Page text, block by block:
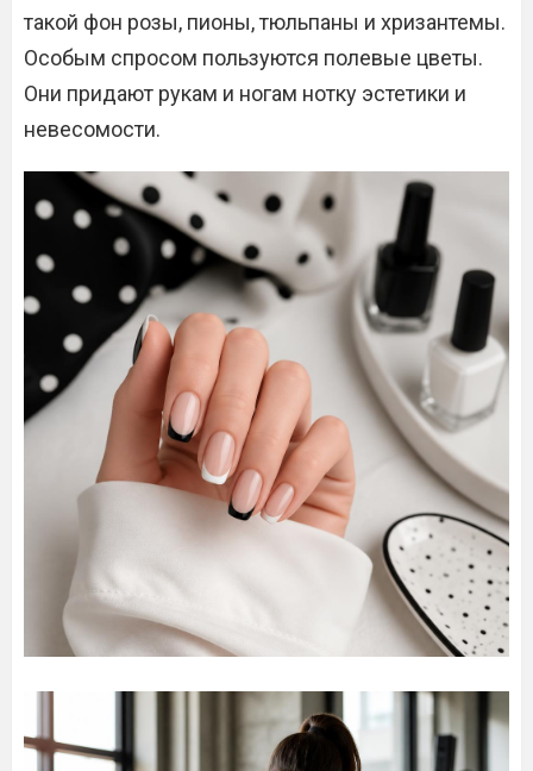
такой фон розы, пионы, тюльпаны и хризантемы.
Особым спросом пользуются полевые цветы.
Они придают рукам и ногам нотку эстетики и
невесомости.